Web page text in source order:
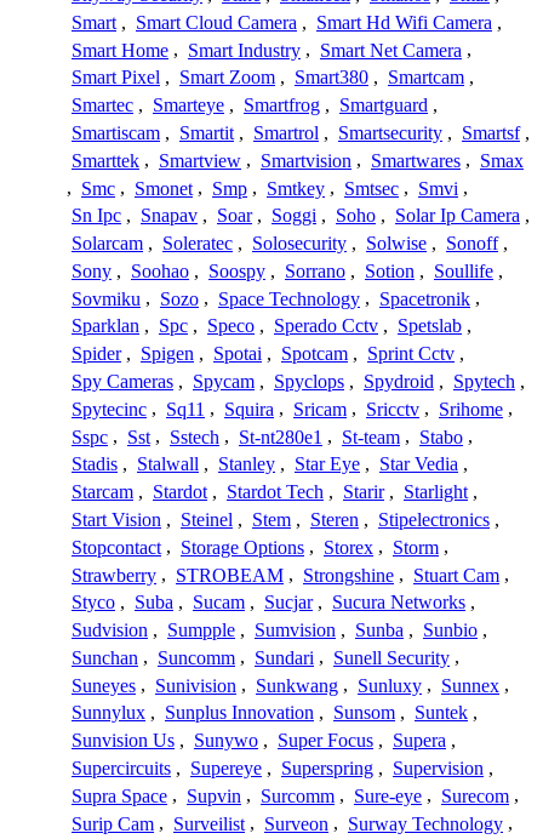
Smart , Smart Cloud Camera , Smart Hd Wifi Camera ,
Smart Home , Smart Industry , Smart Net Camera ,
Smart Pixel , Smart Zoom , Smart380 , Smartcam ,
Smartec , Smarteye , Smartfrog , Smartguard ,
Smartiscam , Smartit , Smartrol , Smartsecurity , Smartsf ,
Smarttek , Smartview , Smartvision , Smartwares , Smax
, Smc , Smonet , Smp , Smtkey , Smtsec , Smvi ,
Sn Ipc , Snapav , Soar , Soggi , Soho , Solar Ip Camera ,
Solarcam , Soleratec , Solosecurity , Solwise , Sonoff ,
Sony , Soohao , Soospy , Sorrano , Sotion , Soullife ,
Sovmiku , Sozo , Space Technology , Spacetronik ,
Sparklan , Spc , Speco , Sperado Cctv , Spetslab ,
Spider , Spigen , Spotai , Spotcam , Sprint Cctv ,
Spy Cameras , Spycam , Spyclops , Spydroid , Spytech ,
Spytecinc , Sq11 , Squira , Sricam , Sricctv , Srihome ,
Sspc , Sst , Sstech , St-nt280e1 , St-team , Stabo ,
Stadis , Stalwall , Stanley , Star Eye , Star Vedia ,
Starcam , Stardot , Stardot Tech , Starir , Starlight ,
Start Vision , Steinel , Stem , Steren , Stipelectronics ,
Stopcontact , Storage Options , Storex , Storm ,
Strawberry , STROBEAM , Strongshine , Stuart Cam ,
Styco , Suba , Sucam , Sucjar , Sucura Networks ,
Sudvision , Sumpple , Sumvision , Sunba , Sunbio ,
Sunchan , Suncomm , Sundari , Sunell Security ,
Suneyes , Sunivision , Sunkwang , Sunluxy , Sunnex ,
Sunnylux , Sunplus Innovation , Sunsom , Suntek ,
Sunvision Us , Sunywo , Super Focus , Supera ,
Supercircuits , Supereye , Superspring , Supervision ,
Supra Space , Supvin , Surcomm , Sure-eye , Surecom ,
Surip Cam , Surveilist , Surveon , Surway Technology ,